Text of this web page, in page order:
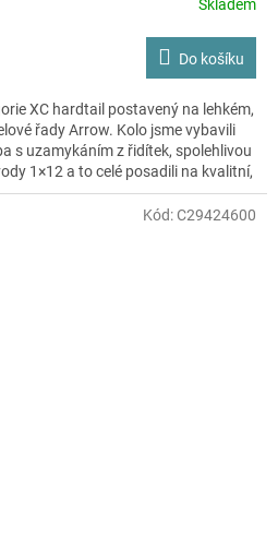
Skladem
Do košíku
XC hardtail postavený na lehkém,
řady Arrow. Kolo jsme vybavili
s uzamykáním z řidítek, spolehlivou
1×12 a to celé posadili na kvalitní,
Kolo jako stvořené pro
nikdy nepřestane bavit.
Kód:C29424600